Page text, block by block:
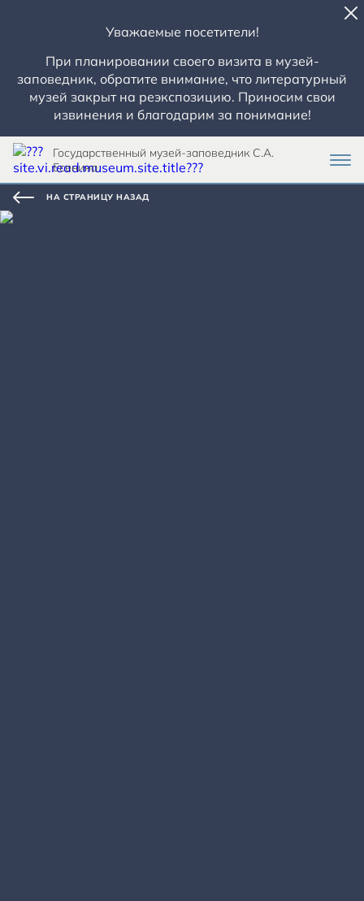
Уважаемые посетители!
При планировании своего визита в музей-
заповедник, обратите внимание, что литературный
музей закрыт на реэкспозицию. Приносим свои
извинения и благодарим за понимание!
Государственный музей-заповедник С.А.
Есенина
НА СТРАНИЦУ НАЗАД